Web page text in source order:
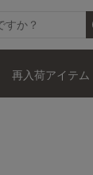
再入荷アイテム